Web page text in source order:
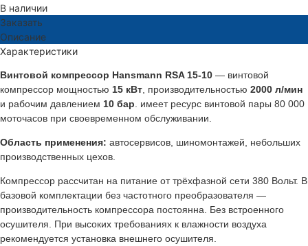
В наличии
Заказать
Описание
Характеристики
Винтовой компрессор Hansmann RSA 15-10 — винтовой
компрессор мощностью 15 кВт , производительностью 2000 л/мин
и рабочим давлением 10 бар . имеет ресурс винтовой пары 80 000
моточасов при своевременном обслуживании.
Область применения: автосервисов, шиномонтажей, небольших
производственных цехов.
Компрессор рассчитан на питание от трёхфазной сети 380 Вольт. В
базовой комплектации без частотного преобразователя —
производительность компрессора постоянна. Без встроенного
осушителя. При высоких требованиях к влажности воздуха
рекомендуется установка внешнего осушителя.